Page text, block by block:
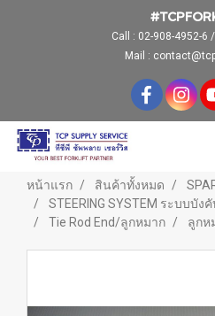
Call : 02-908-4952-6
Mail :
หน้าแรก สินค้าทั้งหมด
STEERING SYSTEM ระบบบัง
Tie Rod End/ลูกหมาก
ลูกห